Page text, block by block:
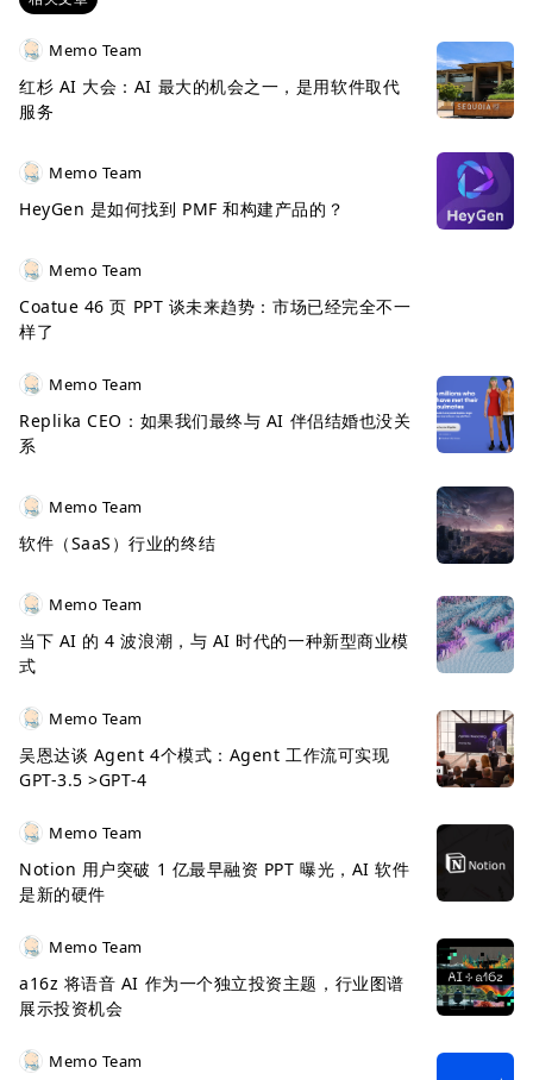
Memo Team
红杉 AI 大会：AI 最大的机会之一，是用软件取代
服务
Memo Team
HeyGen 是如何找到 PMF 和构建产品的？
Memo Team
Coatue 46 页 PPT 谈未来趋势：市场已经完全不一
样了
Memo Team
Replika CEO：如果我们最终与 AI 伴侣结婚也没关
系
Memo Team
软件（SaaS）行业的终结
Memo Team
当下 AI 的 4 波浪潮，与 AI 时代的一种新型商业模
式
Memo Team
吴恩达谈 Agent 4个模式：Agent 工作流可实现
GPT-3.5 >GPT-4
Memo Team
Notion 用户突破 1 亿最早融资 PPT 曝光，AI 软件
是新的硬件
Memo Team
a16z 将语音 AI 作为一个独立投资主题，行业图谱
展示投资机会
Memo Team